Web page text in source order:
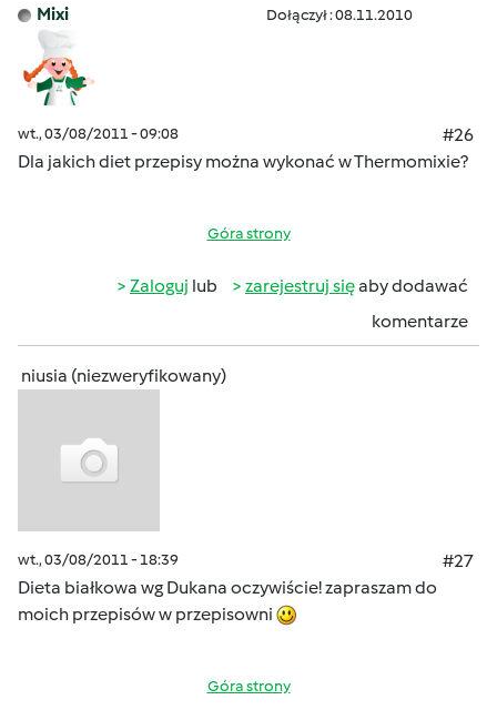
Mixi Dołączył : 08.11.2010
wt., 03/08/2011 - 09:08
#26
Dla jakich diet przepisy można wykonać w Thermomixie?
Góra strony
Zaloguj lub zarejestruj sięaby dodawać
komentarze
niusia (niezweryfikowany)
wt., 03/08/2011 - 18:39
#27
Dieta białkowa wg Dukana oczywiście! zapraszam do
moich przepisów w przepisowni
Góra strony